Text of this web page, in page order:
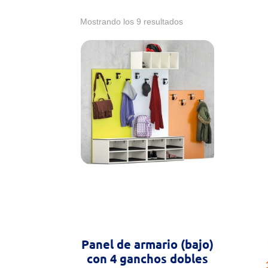
Mostrando los 9 resultados
Panel de armario (bajo)
con 4 ganchos dobles